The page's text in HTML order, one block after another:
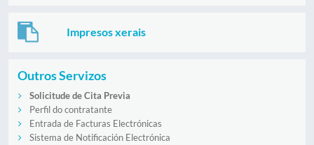
Impresos xerais
Outros Servizos
Solicitude de Cita Previa
Perfil do contratante
Entrada de Facturas Electrónicas
Sistema de Notificación Electrónica